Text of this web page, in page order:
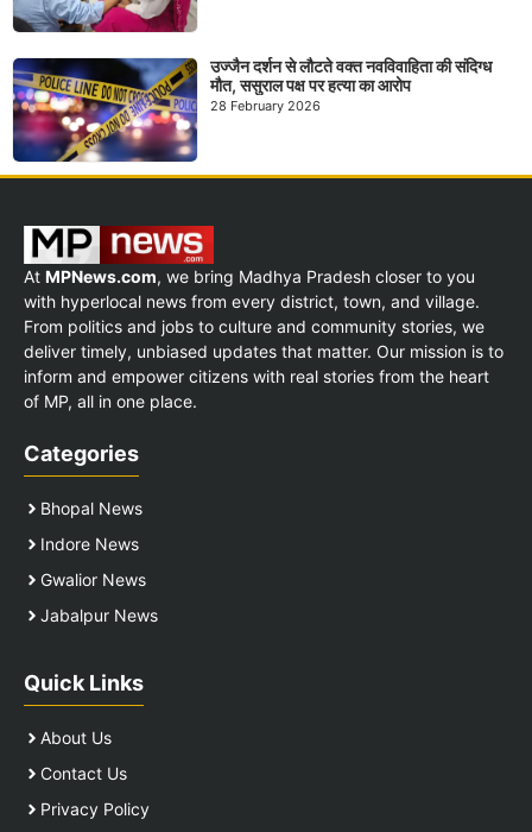
उज्जैन दर्शन से लौटते वक्त नवविवाहिता की संदिग्ध
मौत, ससुराल पक्ष पर हत्या का आरोप
28 February 2026
At MPNews.com, we bring Madhya Pradesh closer to you
with hyperlocal news from every district, town, and village.
From politics and jobs to culture and community stories, we
deliver timely, unbiased updates that matter. Our mission is to
inform and empower citizens with real stories from the heart
of MP, all in one place.
Categories
Bhopal News
Indore News
Gwalior News
Jabalpur News
Quick Links
About Us
Contact Us
Privacy Policy